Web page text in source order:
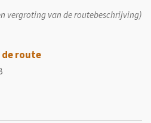
vergroting van de routebeschrijving)
de route